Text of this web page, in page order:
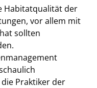
Habitatqualität der
vor allem mit
sollten
Praktiker der